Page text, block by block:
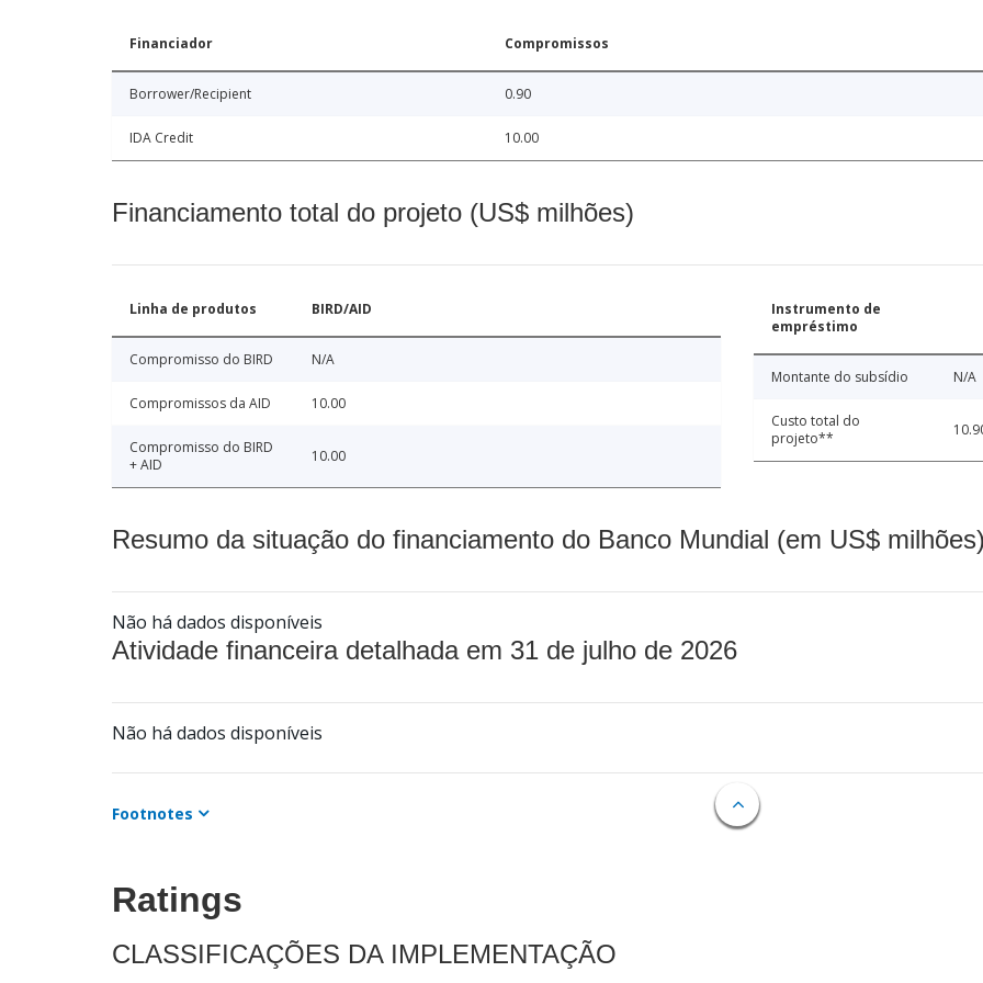
Financiador Compromissos
Borrower/Recipient 0.90
IDA Credit 10.00
Financiamento total do projeto (US$ milhões)
Linha de produtos BIRD/AID
Compromisso do BIRD N/A
Compromissos da AID 10.00
Compromisso do BIRD
+ AID
10.00
Instrumento de
empréstimo
Montante do subsídio N/A
Custo total do
projeto**
Resumo da situação do financiamento do Banco Mundial (em US$
Não há dados disponíveis
Atividade financeira detalhada em 31 de julho de 2026
Não há dados disponíveis
Footnotes
Ratings
CLASSIFICAÇÕES DA IMPLEMENTAÇÃO